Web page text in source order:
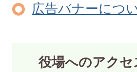
広告バナーにつ
役場へのアクセ